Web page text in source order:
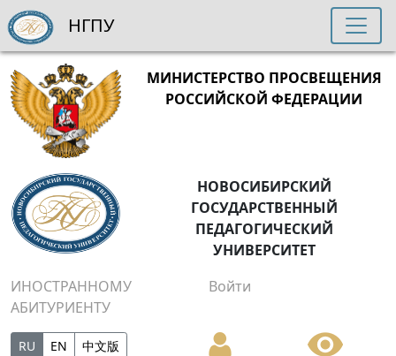
МИНИСТЕРСТВО ПРОСВЕЩЕНИЯ
РОССИЙСКОЙ ФЕДЕРАЦИИ
НОВОСИБИРСКИЙ
ГОСУДАРСТВЕННЫЙ
ПЕДАГОГИЧЕСКИЙ
УНИВЕРСИТЕТ
ИНОСТРАННОМУ
АБИТУРИЕНТУ
Войти
RU EN 中文版
НГПУ